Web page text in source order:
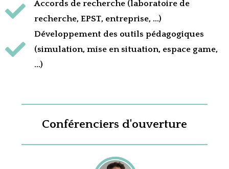
Accords de recherche (laboratoire de
recherche, EPST, entreprise, …)
Développement des outils pédagogiques
(simulation, mise en situation, espace game,
…)
Conférenciers d'ouverture